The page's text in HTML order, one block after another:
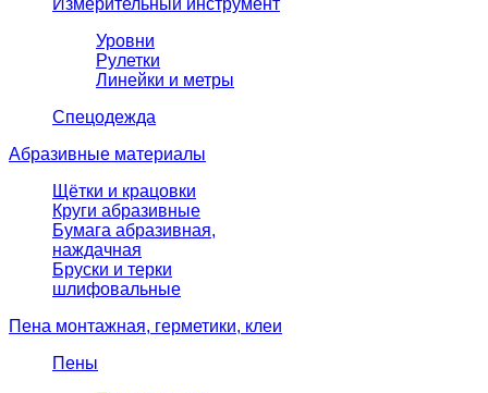
Измерительный инструмент
Уровни
Рулетки
Линейки и метры
Спецодежда
Абразивные материалы
Щётки и крацовки
Круги абразивные
Бумага абразивная,
наждачная
Бруски и терки
шлифовальные
Пена монтажная, герметики, клеи
Пены